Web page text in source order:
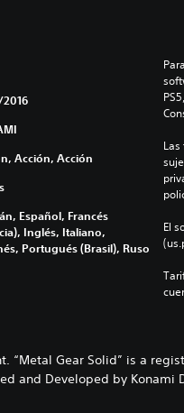
2016
Acción, Acción
Español, Francés
Inglés, Italiano,
Portugués (Brasil), Ruso
El
“Metal Gear Solid” is a
and Developed by Konami